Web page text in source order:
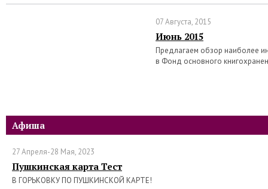
07 Августа, 2015
Июнь 2015
Предлагаем обзор наиболее
в Фонд основного
Афиша
27 Апреля-28 Мая, 2023
Пушкинская карта Тест
В ГОРЬКОВКУ ПО ПУШКИНСКОЙ КАРТЕ!